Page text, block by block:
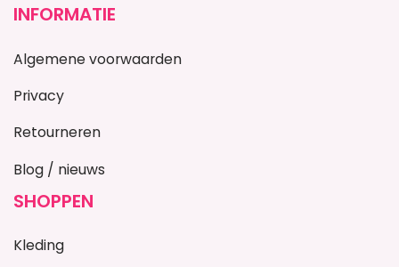
INFORMATIE
Algemene voorwaarden
Privacy
Retourneren
Blog / nieuws
SHOPPEN
Kleding